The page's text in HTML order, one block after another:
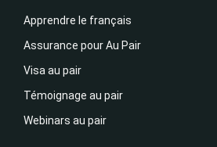
Apprendre le français
Assurance pour Au Pair
Visa au pair
Témoignage au pair
Webinars au pair